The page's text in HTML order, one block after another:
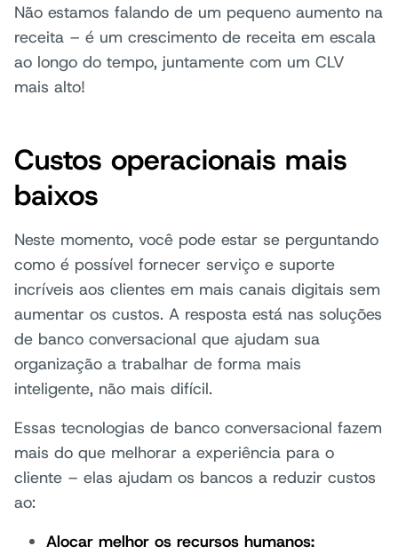
Não estamos falando de um pequeno aumento na
receita – é um crescimento de receita em escala
ao longo do tempo, juntamente com um CLV
mais alto!
Custos operacionais mais
baixos
Neste momento, você pode estar se perguntando
como é possível fornecer serviço e suporte
incríveis aos clientes em mais canais digitais sem
aumentar os custos. A resposta está nas soluções
de banco conversacional que ajudam sua
organização a trabalhar de forma mais
inteligente, não mais difícil.
Essas tecnologias de banco conversacional fazem
mais do que melhorar a experiência para o
cliente – elas ajudam os bancos a reduzir custos
ao:
Alocar melhor os recursos humanos: